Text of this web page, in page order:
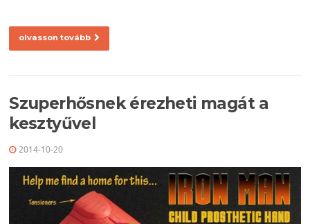
olvasson tovább
Szuperhősnek érezheti magát a
kesztyűvel
2014-10-20